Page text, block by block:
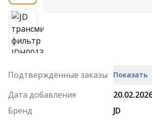
Подтверждённые заказы Показать
Дата добавления
Бренд
JD